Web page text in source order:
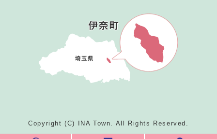
Copyright (C) INA Town. All Rights Reserved.